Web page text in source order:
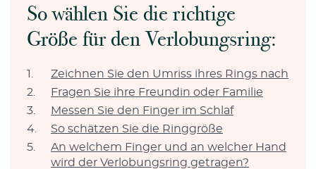
So wählen Sie die richtige
Größe für den Verlobungsring:
Zeichnen Sie den Umriss ihres Rings nach
Fragen Sie ihre Freundin oder Familie
Messen Sie den Finger im Schlaf
So schätzen Sie die Ringgröße
An welchem Finger und an welcher Hand
wird der Verlobungsring getragen?